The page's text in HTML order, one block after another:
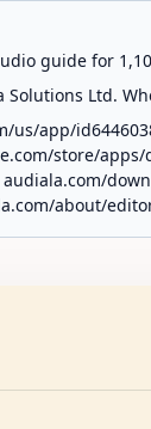
guide for
Solutions Ltd.
us/app/
store/
audiala.com/
about/